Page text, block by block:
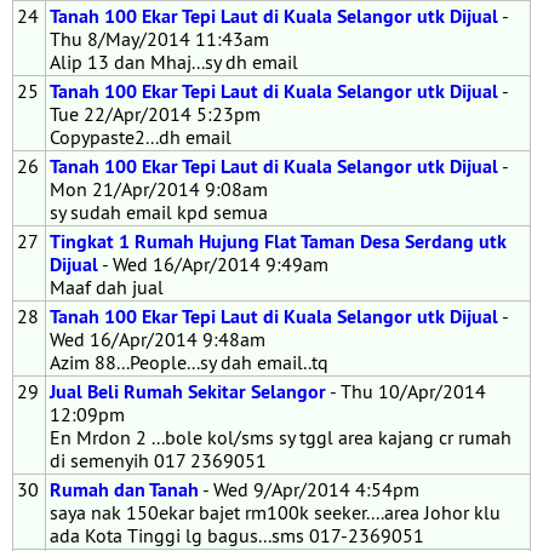
24 Tanah 100 Ekar Tepi Laut di Kuala Selangor utk Dijual -
Thu 8/May/2014 11:43am
Alip 13 dan Mhaj...sy dh email
25 Tanah 100 Ekar Tepi Laut di Kuala Selangor utk Dijual -
Tue 22/Apr/2014 5:23pm
Copypaste2...dh email
26 Tanah 100 Ekar Tepi Laut di Kuala Selangor utk Dijual -
Mon 21/Apr/2014 9:08am
sy sudah email kpd semua
27 Tingkat 1 Rumah Hujung Flat Taman Desa Serdang utk
Dijual - Wed 16/Apr/2014 9:49am
Maaf dah jual
28 Tanah 100 Ekar Tepi Laut di Kuala Selangor utk Dijual -
Wed 16/Apr/2014 9:48am
Azim 88...People...sy dah email..tq
29 Jual Beli Rumah Sekitar Selangor - Thu 10/Apr/2014
12:09pm
En Mrdon 2 ...bole kol/sms sy tggl area kajang cr rumah
di semenyih 017 2369051
30 Rumah dan Tanah - Wed 9/Apr/2014 4:54pm
saya nak 150ekar bajet rm100k seeker....area Johor klu
ada Kota Tinggi lg bagus...sms 017-2369051